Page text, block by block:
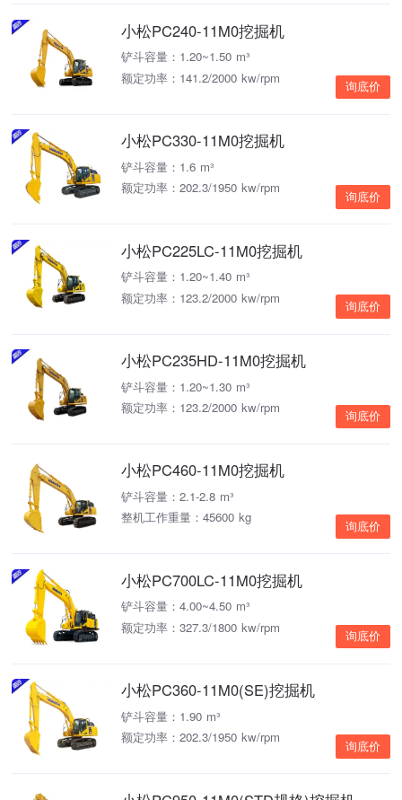
小松PC240-11M0挖掘机
铲斗容量：1.20~1.50 m³
额定功率：141.2/2000 kw/rpm
询底价
小松PC330-11M0挖掘机
铲斗容量：1.6 m³
额定功率：202.3/1950 kw/rpm
询底价
小松PC225LC-11M0挖掘机
铲斗容量：1.20~1.40 m³
额定功率：123.2/2000 kw/rpm
询底价
小松PC235HD-11M0挖掘机
铲斗容量：1.20~1.30 m³
额定功率：123.2/2000 kw/rpm
询底价
小松PC460-11M0挖掘机
铲斗容量：2.1-2.8 m³
整机工作重量：45600 kg
询底价
小松PC700LC-11M0挖掘机
铲斗容量：4.00~4.50 m³
额定功率：327.3/1800 kw/rpm
询底价
小松PC360-11M0(SE)挖掘机
铲斗容量：1.90 m³
额定功率：202.3/1950 kw/rpm
询底价